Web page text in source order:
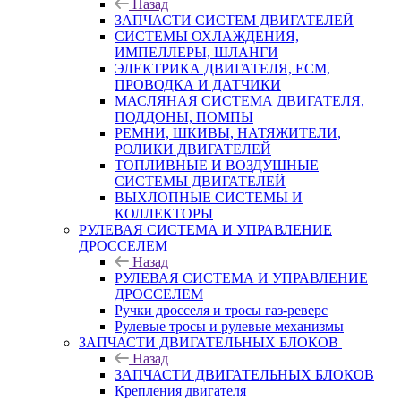
Назад
ЗАПЧАСТИ СИСТЕМ ДВИГАТЕЛЕЙ
СИСТЕМЫ ОХЛАЖДЕНИЯ,
ИМПЕЛЛЕРЫ, ШЛАНГИ
ЭЛЕКТРИКА ДВИГАТЕЛЯ, ECM,
ПРОВОДКА И ДАТЧИКИ
МАСЛЯНАЯ СИСТЕМА ДВИГАТЕЛЯ,
ПОДДОНЫ, ПОМПЫ
РЕМНИ, ШКИВЫ, НАТЯЖИТЕЛИ,
РОЛИКИ ДВИГАТЕЛЕЙ
ТОПЛИВНЫЕ И ВОЗДУШНЫЕ
СИСТЕМЫ ДВИГАТЕЛЕЙ
ВЫХЛОПНЫЕ СИСТЕМЫ И
КОЛЛЕКТОРЫ
РУЛЕВАЯ СИСТЕМА И УПРАВЛЕНИЕ
ДРОССЕЛЕМ
Назад
РУЛЕВАЯ СИСТЕМА И УПРАВЛЕНИЕ
ДРОССЕЛЕМ
Ручки дросселя и тросы газ-реверс
Рулевые тросы и рулевые механизмы
ЗАПЧАСТИ ДВИГАТЕЛЬНЫХ БЛОКОВ
Назад
ЗАПЧАСТИ ДВИГАТЕЛЬНЫХ БЛОКОВ
Крепления двигателя